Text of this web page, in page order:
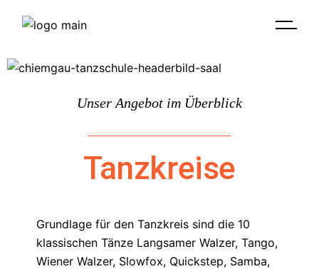
Unser Angebot im Überblick
Tanzkreise
Grundlage für den Tanzkreis sind die 10
klassischen Tänze Langsamer Walzer, Tango,
Wiener Walzer, Slowfox, Quickstep, Samba,